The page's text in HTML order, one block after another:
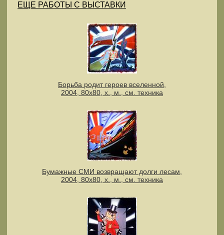
ЕЩЕ РАБОТЫ С ВЫСТАВКИ
Борьба родит героев вселенной,
2004, 80х80, х., м., см. техника
Бумажные СМИ возвращают долги лесам,
2004, 80х80, х., м., см. техника